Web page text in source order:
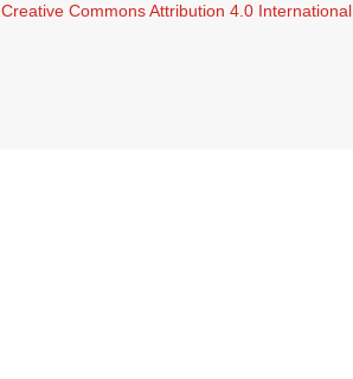
Creative Commons Attribution 4.0 International